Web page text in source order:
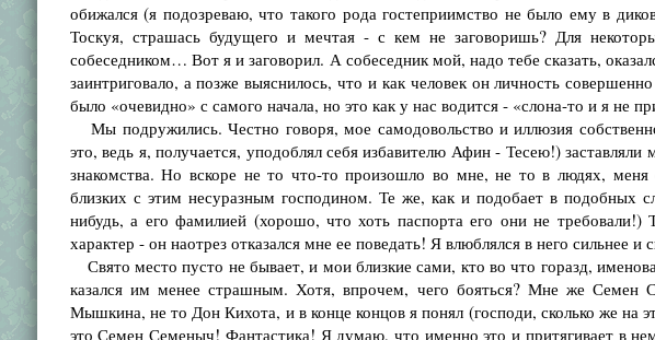
обижался (я подозреваю, что такого рода гостеприимство не было ему в
Тоскуя, страшась будущего и мечтая - с кем не заговоришь? Для
собеседником… Вот я и заговорил. А собеседник мой, надо тебе сказать,
заинтриговало, а позже выяснилось, что и как человек он личность
было «очевидно» с самого начала, но это как у нас водится - «слона-то и я не
Мы подружились. Честно говоря, мое самодовольство и иллюзия
это, ведь я, получается, уподоблял себя избавителю Афин - Тесею!) заставляли
знакомства. Но вскоре не то что-то произошло во мне, не то в людях,
близких с этим несуразным господином. Те же, как и подобает в подобных
нибудь, а его фамилией (хорошо, что хоть паспорта его они не
характер - он наотрез отказался мне ее поведать! Я влюблялся в него сильнее и
Свято место пусто не бывает, и мои близкие сами, кто во что горазд,
казался им менее страшным. Хотя, впрочем, чего бояться? Мне же Семен
Мышкина, не то Дон Кихота, и в конце концов я понял (господи, сколько же на
это Семен Семеныч! Фантастика! Я думаю, что именно это и притягивает в